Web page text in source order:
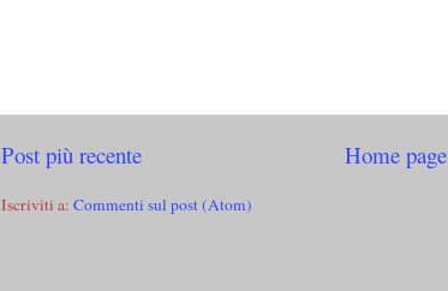
Post più recente Home page
Iscriviti a: Commenti sul post (Atom)